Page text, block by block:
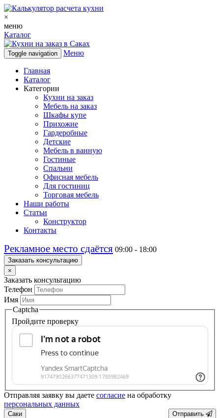
×
меню
Каталог
Toggle navigation Меню
Главная
Каталог
Категории
Кухни на заказ
Мебель на заказ
Шкафы купе
Прихожие
Гардеробные
Детские
Мебель в ванную
Гостиные
Спальни
Офисная мебель
Для гостиниц
Торговая мебель
Наши работы
Статьи
Конструктор
Контакты
Рекламное место сдаётся 09:00 - 18:00
Заказать консультацию
×
Заказать консультацию
Телефон
Имя
Captcha
Пройдите проверку
Отправляя заявку вы даете согласие на обработку
персональных данных
Отправить
Саки